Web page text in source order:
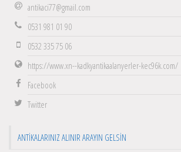
antikaci77@gmail.com
0531 981 01 90
0532 335 75 06
https://www.xn--kadkyantikaalanyerler-kec96k.com/
Facebook
Twitter
ANTIKALARINIZ ALINIR ARAYIN GELSIN